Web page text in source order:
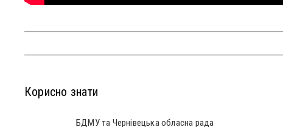
Корисно знати
БДМУ та Чернівецька обласна рада